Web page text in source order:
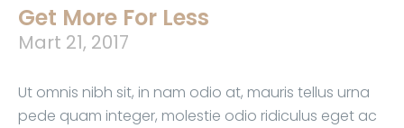
Get More For Less
Mart 21, 2017
Ut omnis nibh sit, in nam odio at, mauris tellus urna
pede quam integer, molestie odio ridiculus eget ac